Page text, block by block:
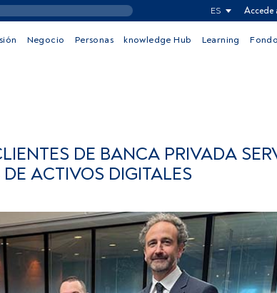
ES Accede
Negocio Personas knowledge Hub Learning
DE BANCA PRIVADA
ACTIVOS DIGITALES